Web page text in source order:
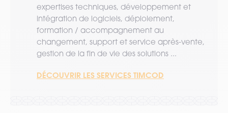
expertises techniques, développement et
intégration de logiciels, déploiement,
formation / accompagnement au
changement, support et service après-vente,
gestion de la fin de vie des solutions ...
DÉCOUVRIR LES SERVICES TIMCOD